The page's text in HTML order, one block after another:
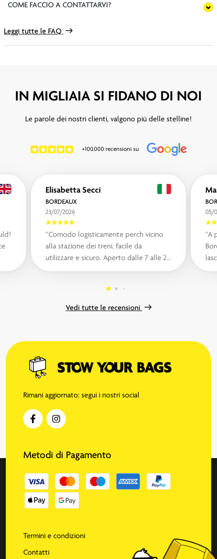
COME FACCIO A CONTATTARVI?
Leggi tutte le FAQ
IN MIGLIAIA SI FIDANO DI NOI
Le parole dei nostri clienti, valgono più delle stelline!
+100.000 recensioni su
Elisabetta Secci
BORDEAUX
23/07/2026
“Comodo logisticamente perch vicino
alla stazione dei treni, facile da
utilizzare e sicuro. Aperto dalle 7 alle 23
con formule diverse di spazi e prezz...“
05/
“A
Vedi tutte le recensioni
Rimani aggiornato: segui i nostri social
Metodi di Pagamento
Termini e condizioni
Contatti